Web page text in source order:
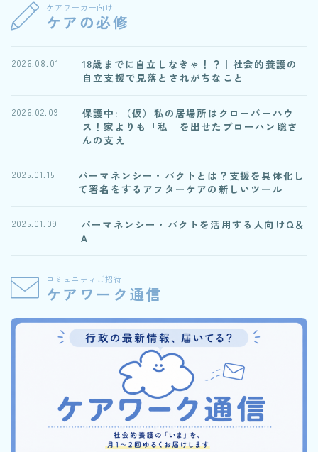
ケアワーカー向け
ケアの必修
18歳までに自立しなきゃ！？｜社会的養護の
自立支援で見落とされがちなこと
2026.08.01
保護中: （仮）私の居場所はクローバーハウ
ス！家よりも「私」を出せたブローハン聡さ
んの支え
2026.02.09
パーマネンシー・パクトとは？支援を具体化し
て署名をするアフターケアの新しいツール
2025.01.15
パーマネンシー・パクトを活用する人向けQ＆
A
2025.01.09
コミュニティご招待
ケアワーク通信